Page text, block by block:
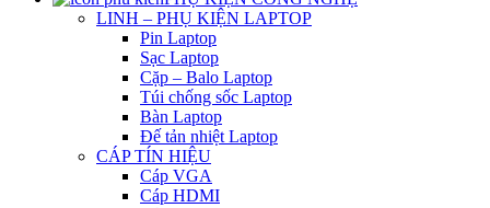
LINH – PHỤ KIỆN LAPTOP
Pin Laptop
Sạc Laptop
Cặp – Balo Laptop
Túi chống sốc Laptop
Bàn Laptop
Đế tản nhiệt Laptop
CÁP TÍN HIỆU
Cáp VGA
Cáp HDMI